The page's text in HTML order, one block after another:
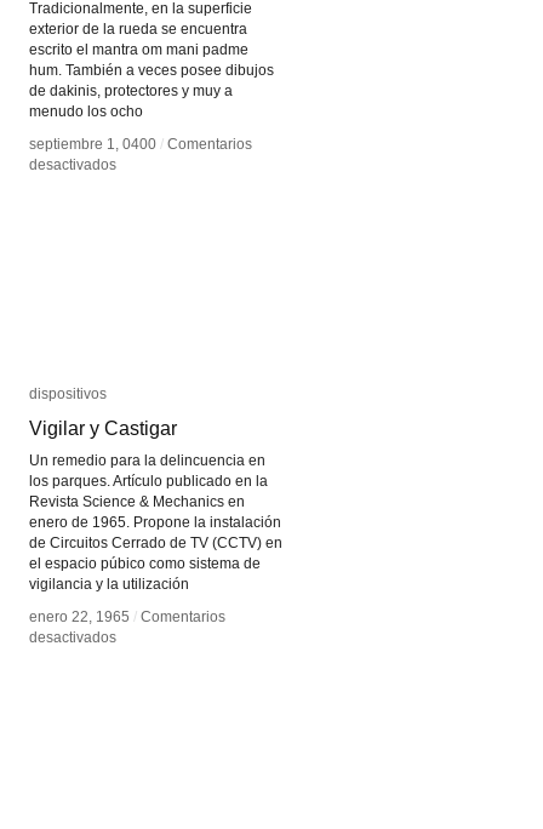
Tradicionalmente, en la superficie
exterior de la rueda se encuentra
escrito el mantra om mani padme
hum. También a veces posee dibujos
de dakinis, protectores y muy a
menudo los ocho
septiembre 1, 0400 / Comentarios
desactivadosen
septiembre 1, 0400 / Comentarios
desactivadosen
dispositivos
Vigilar y Castigar
Un remedio para la delincuencia en
los parques. Artículo publicado en la
Revista Science & Mechanics en
enero de 1965. Propone la instalación
de Circuitos Cerrado de TV (CCTV) en
el espacio púbico como sistema de
vigilancia y la utilización
enero 22, 1965 / Comentarios
desactivadosen
dispositivos
Vigilar y Castigar
enero 22, 1965 / Comentarios
desactivadosen